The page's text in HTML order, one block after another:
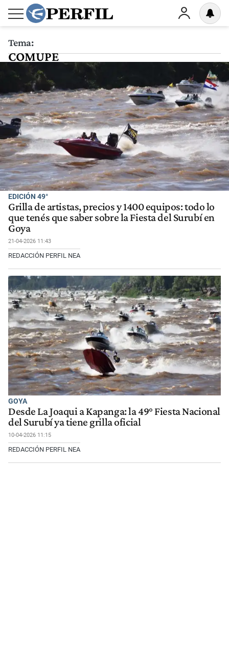
Tema:
COMUPE
EDICIÓN 49°
Grilla de artistas, precios y 1400 equipos: todo lo
que tenés que saber sobre la Fiesta del Surubí en
Goya
21-04-2026 11:43
REDACCIÓN PERFIL NEA
GOYA
Desde La Joaqui a Kapanga: la 49° Fiesta Nacional
del Surubí ya tiene grilla oficial
10-04-2026 11:15
REDACCIÓN PERFIL NEA